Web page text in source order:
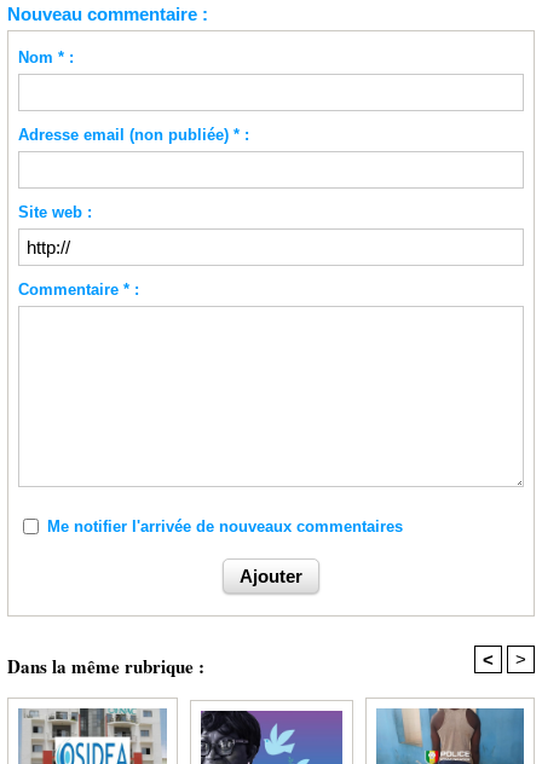
Nouveau commentaire :
Nom * :
Adresse email (non publiée) * :
Site web :
Commentaire * :
Me notifier l'arrivée de nouveaux commentaires
Dans la même rubrique : < >